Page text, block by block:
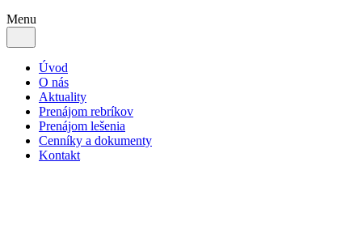
Menu
Úvod
O nás
Aktuality
Prenájom rebríkov
Prenájom lešenia
Cenníky a dokumenty
Kontakt